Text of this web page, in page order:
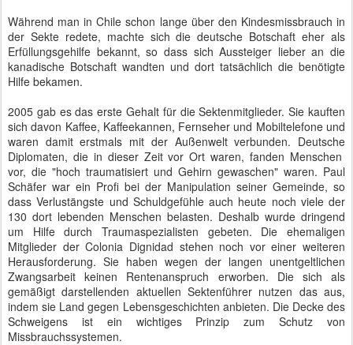
Während man in Chile schon lange über den Kindesmissbrauch in
der Sekte redete, machte sich die deutsche Botschaft eher als
Erfüllungsgehilfe bekannt, so dass sich Aussteiger lieber an die
kanadische Botschaft wandten und dort tatsächlich die benötigte
Hilfe bekamen.
2005 gab es das erste Gehalt für die Sektenmitglieder. Sie kauften
sich davon Kaffee, Kaffeekannen, Fernseher und Mobiltelefone und
waren damit erstmals mit der Außenwelt verbunden. Deutsche
Diplomaten, die in dieser Zeit vor Ort waren, fanden Menschen
vor, die "hoch traumatisiert und Gehirn gewaschen" waren. Paul
Schäfer war ein Profi bei der Manipulation seiner Gemeinde, so
dass Verlustängste und Schuldgefühle auch heute noch viele der
130 dort lebenden Menschen belasten. Deshalb wurde dringend
um Hilfe durch Traumaspezialisten gebeten. Die ehemaligen
Mitglieder der Colonia Dignidad stehen noch vor einer weiteren
Herausforderung. Sie haben wegen der langen unentgeltlichen
Zwangsarbeit keinen Rentenanspruch erworben. Die sich als
gemäßigt darstellenden aktuellen Sektenführer nutzen das aus,
indem sie Land gegen Lebensgeschichten anbieten. Die Decke des
Schweigens ist ein wichtiges Prinzip zum Schutz von
Missbrauchssystemen.